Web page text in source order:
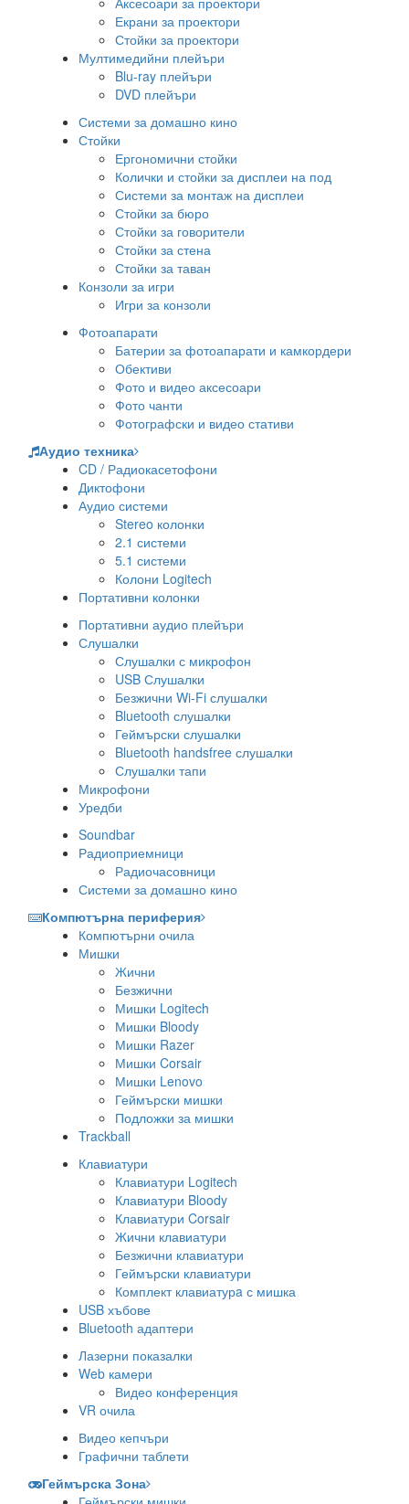
Екрани за проектори
Стойки за проектори
Мултимедийни плейъри
Blu-ray плейъри
DVD плейъри
Системи за домашно кино
Стойки
Ергономични стойки
Колички и стойки за дисплеи на под
Системи за монтаж на дисплеи
Стойки за бюро
Стойки за говорители
Стойки за стена
Стойки за таван
Конзоли за игри
Игри за конзоли
Фотоапарати
Батерии за фотоапарати и камкордери
Обективи
Фото и видео аксесоари
Фото чанти
Фотографски и видео стативи
Аудио техника
CD / Радиокасетофони
Диктофони
Аудио системи
Stereo колонки
2.1 системи
5.1 системи
Колони Logitech
Портативни колонки
Портативни аудио плейъри
Слушалки
Слушалки с микрофон
USB Слушалки
Безжични Wi-Fi слушалки
Bluetooth слушалки
Геймърски слушалки
Bluetooth handsfree слушалки
Слушалки тапи
Микрофони
Уредби
Soundbar
Радиоприемници
Радиочасовници
Системи за домашно кино
Компютърна периферия
Компютърни очила
Мишки
Жични
Безжични
Мишки Logitech
Мишки Bloody
Мишки Razer
Мишки Corsair
Мишки Lenovo
Геймърски мишки
Подложки за мишки
Trackball
Клавиатури
Клавиатури Logitech
Клавиатури Bloody
Клавиатури Corsair
Жични клавиатури
Безжични клавиатури
Геймърски клавиатури
Комплект клавиатурa с мишка
USB хъбове
Bluetooth адаптери
Лазерни показалки
Web камери
Видео конференция
VR очила
Видео кепчъри
Графични таблети
Геймърска Зона